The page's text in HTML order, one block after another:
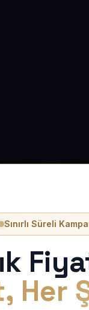
Sınırlı Süreli
Her